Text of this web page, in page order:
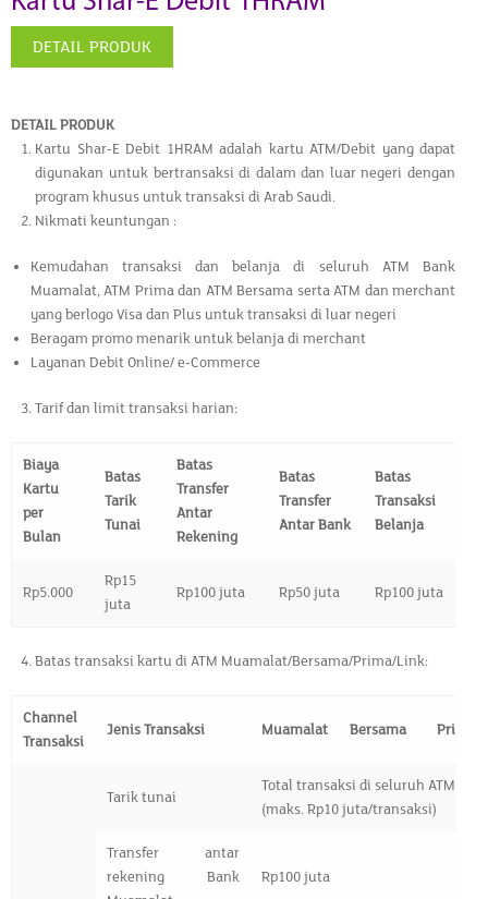
DETAIL PRODUK
DETAIL PRODUK
Kartu Shar-E Debit 1HRAM adalah kartu ATM/Debit yang dapat
digunakan untuk bertransaksi di dalam dan luar negeri dengan
program khusus untuk transaksi di Arab Saudi.
Nikmati keuntungan :
Kemudahan transaksi dan belanja di seluruh ATM Bank
Muamalat, ATM Prima dan ATM Bersama serta ATM dan merchant
yang berlogo Visa dan Plus untuk transaksi di luar negeri
Beragam promo menarik untuk belanja di merchant
Layanan Debit Online/ e-Commerce
Tarif dan limit transaksi harian:
Biaya
Kartu
per
Bulan
Batas
Tarik
Tunai
Batas
Transfer
Antar
Rekening
Batas
Transfer
Antar Bank
Batas
Transaksi
Belanja
Rp5.000
Rp15
juta
Rp100 juta Rp50 juta Rp100 juta
Batas transaksi kartu di ATM Muamalat/Bersama/Prima/Link:
Channel
Transaksi
Jenis Transaksi Muamalat Bersama Prima
Tarik tunai
Total transaksi di seluruh ATM
(maks. Rp10 juta/transaksi)
Transfer antar
rekening Bank
Rp100 juta